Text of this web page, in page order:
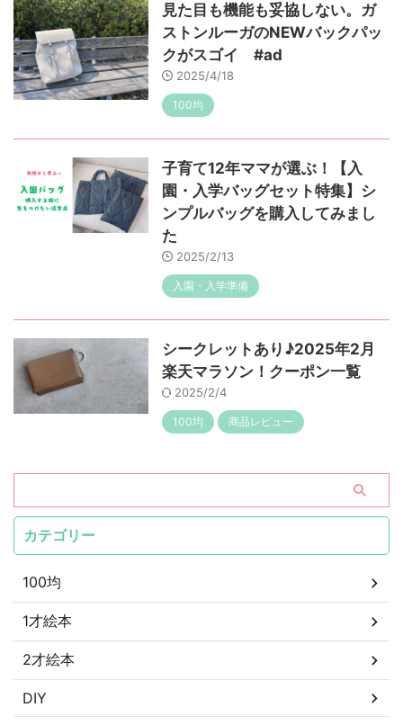
見た目も機能も妥協しない。ガ
ストンルーガのNEWバックパッ
クがスゴイ #ad
2025/4/18
100均
子育て12年ママが選ぶ！【入
園・入学バッグセット特集】シ
ンプルバッグを購入してみまし
た
2025/2/13
入園・入学準備
シークレットあり♪2025年2月
楽天マラソン！クーポン一覧
2025/2/4
100均 商品レビュー
カテゴリー
100均
1才絵本
2才絵本
DIY